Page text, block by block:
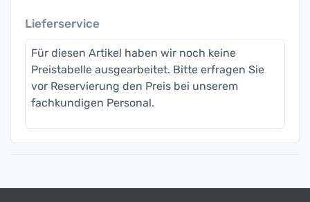
Lieferservice
Für diesen Artikel haben wir noch keine
Preistabelle ausgearbeitet. Bitte erfragen Sie
vor Reservierung den Preis bei unserem
fachkundigen Personal.